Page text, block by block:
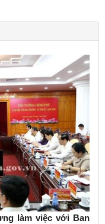
làm việc với Ban